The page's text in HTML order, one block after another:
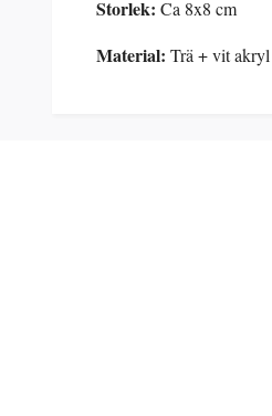
Storlek: Ca 8x8 cm
Material: Trä + vit akryl